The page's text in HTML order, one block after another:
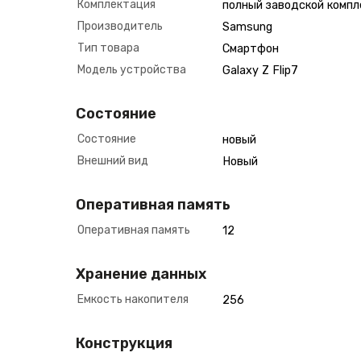
Комплектация
полный заводской
Производитель
Samsung
Тип товара
Смартфон
Модель устройства
Galaxy Z Flip7
Состояние
Состояние
новый
Внешний вид
Новый
Оперативная память
Оперативная память 12
Хранение данных
Емкость накопителя 256
Конструкция